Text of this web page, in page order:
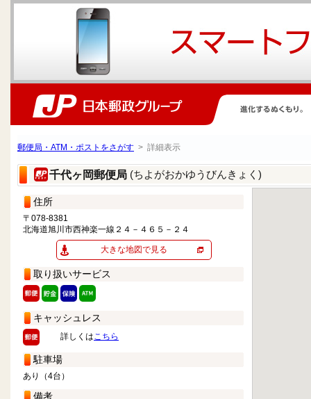
郵便局・ATM・ポストをさがす > 詳細表示
千代ヶ岡郵便局 (ちよがおかゆうびんきょく)
住所
〒078-8381
北海道旭川市西神楽一線２４－４６５－２４
大きな地図で見る
取り扱いサービス
キャッシュレス
詳しくはこちら
駐車場
あり（4台）
備考